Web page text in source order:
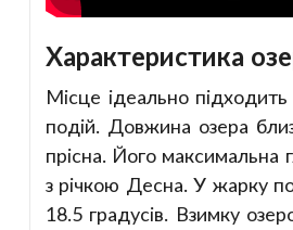
Характеристика
Місце ідеально
подій. Довжина озера
прісна. Його максимальна
з річкою Десна. У жарку
18.5 градусів. Взимку